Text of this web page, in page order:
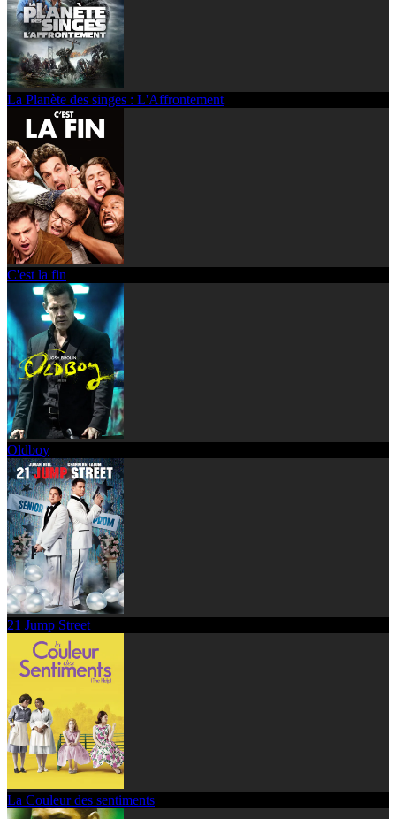
La Planète des singes : L'Affrontement
C'est la fin
Oldboy
21 Jump Street
La Couleur des sentiments